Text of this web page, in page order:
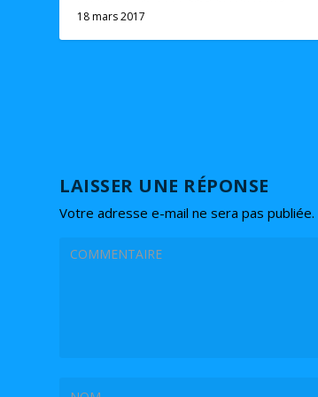
18 mars 2017
LAISSER UNE RÉPONSE
Votre adresse e-mail ne sera pas publiée.